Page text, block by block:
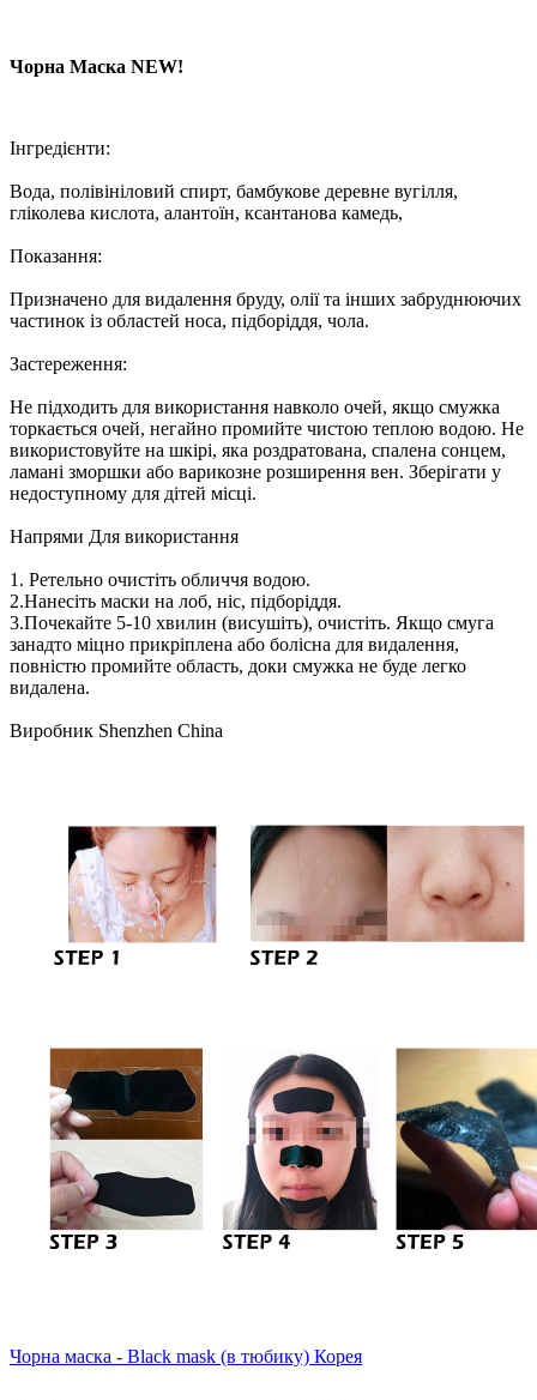
Чорна Маска NEW!
Інгредієнти:
Вода, полівініловий спирт, бамбукове деревне вугілля,
гліколева кислота, алантоїн, ксантанова камедь,
Показання:
Призначено для видалення бруду, олії та інших забруднюючих
частинок із областей носа, підборіддя, чола.
Застереження:
Не підходить для використання навколо очей, якщо смужка
торкається очей, негайно промийте чистою теплою водою. Не
використовуйте на шкірі, яка роздратована, спалена сонцем,
ламані зморшки або варикозне розширення вен. Зберігати у
недоступному для дітей місці.
Напрями Для використання
1. Ретельно очистіть обличчя водою.
2.Нанесіть маски на лоб, ніс, підборіддя.
3.Почекайте 5-10 хвилин (висушіть), очистіть. Якщо смуга
занадто міцно прикріплена або болісна для видалення,
повністю промийте область, доки смужка не буде легко
видалена.
Виробник Shenzhen China
Чорна маска - Black mask (в тюбику) Корея